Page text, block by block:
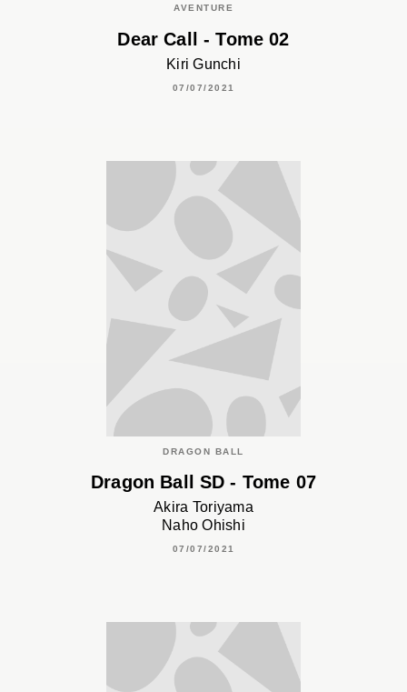
AVENTURE
Dear Call - Tome 02
Kiri Gunchi
07/07/2021
DRAGON BALL
Dragon Ball SD - Tome 07
Akira Toriyama
Naho Ohishi
07/07/2021